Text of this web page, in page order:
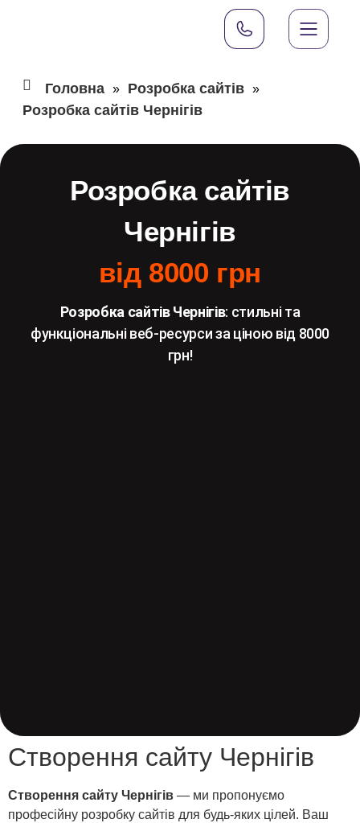
Головна » Розробка сайтів »
Розробка сайтів Чернігів
Розробка сайтів
Чернігів
від 8000 грн
Розробка сайтів Чернігів: стильні та
функціональні веб-ресурси за ціною від 8000
грн!
Створення сайту Чернігів
Створення сайту Чернігів — ми пропонуємо
професійну розробку сайтів для будь-яких цілей. Ваш